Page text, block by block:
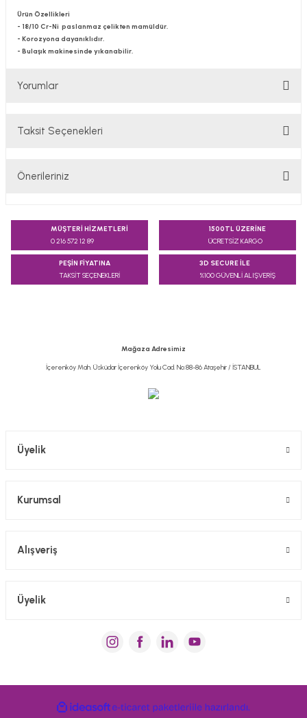
Ürün Özellikleri
- 18/10 Cr-Ni paslanmaz çelikten mamüldür.
- Korozyona dayanıklıdır.
- Bulaşık makinesinde yıkanabilir.
Yorumlar
Taksit Seçenekleri
Önerileriniz
konularda yetersiz gördüğünüz noktaları öneri formunu
kullanarak tarafımıza iletebilirsiniz.
Ürün resmi kalitesiz, bozuk veya görüntülenemiyor.
MÜŞTERİ HİZMETLERİ
0 216 572 12 89
1500TL ÜZERİNE
ÜCRETSİZ KARGO
PEŞİN FİYATINA
TAKSİT SEÇENEKLERİ
3D SECURE İLE
%100 GÜVENLİ ALIŞVERİŞ
Mağaza Adresimiz
İçerenköy Mah. Üsküdar İçerenköy Yolu Cad. No:88-86 Ataşehir / İSTANBUL
Üyelik
Kurumsal
Alışveriş
Üyelik
ideasoft
e-
ile